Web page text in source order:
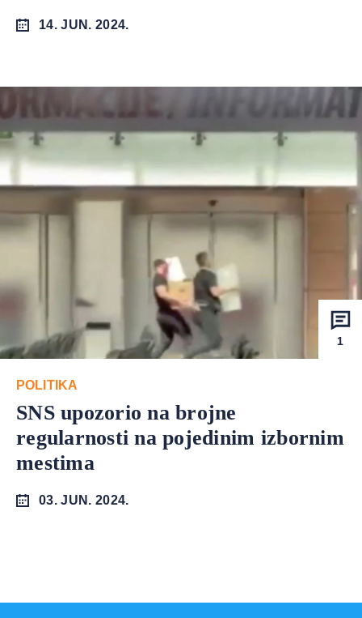
14. JUN. 2024.
1
POLITIKA
SNS upozorio na brojne
regularnosti na pojedinim izbornim
mestima
03. JUN. 2024.